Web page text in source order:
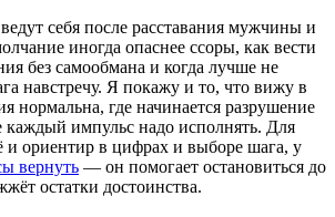
себя после расставания мужчины и
иногда опаснее ссоры, как вести
без самообмана и когда лучше не
навстречу. Я покажу и то, что вижу в
нормальна, где начинается разрушение
каждый импульс надо исполнять. Для
и ориентир в цифрах и выборе шага, у
вернуть — он помогает остановиться до
остатки достоинства.